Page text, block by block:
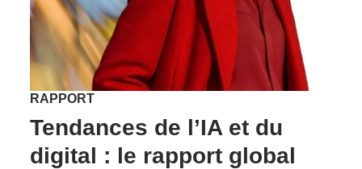
RAPPORT
Tendances de l’IA et du
digital : le rapport global